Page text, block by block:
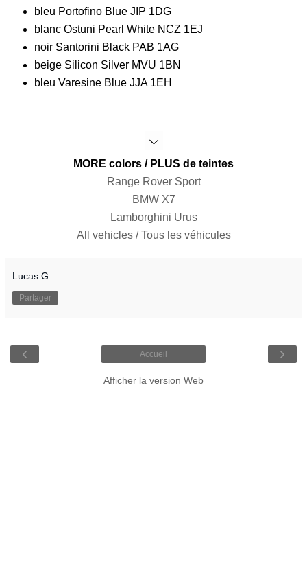
bleu Portofino Blue JIP 1DG
blanc Ostuni Pearl White NCZ 1EJ
noir Santorini Black PAB 1AG
beige Silicon Silver MVU 1BN
bleu Varesine Blue JJA 1EH
MORE colors / PLUS de teintes
Range Rover Sport
BMW X7
Lamborghini Urus
All vehicles / Tous les véhicules
Lucas G.
Partager
‹ ›
Accueil
Afficher la version Web